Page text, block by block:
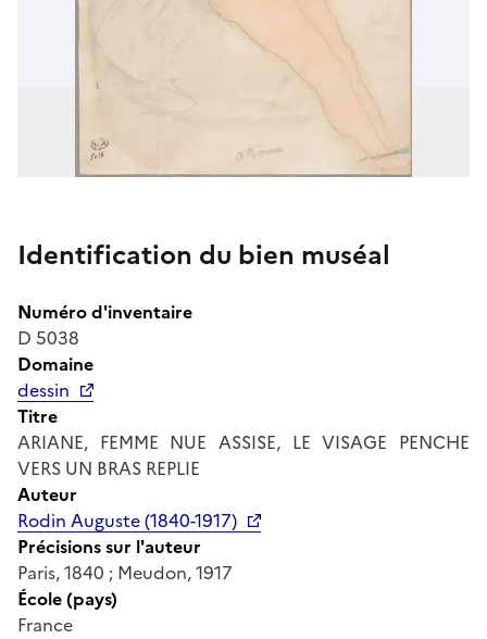
Identification du bien muséal
Numéro d'inventaire
D 5038
Domaine
dessin
Titre
ARIANE, FEMME NUE ASSISE, LE VISAGE PENCHE
VERS UN BRAS REPLIE
Auteur
Rodin Auguste (1840-1917)
Précisions sur l'auteur
Paris, 1840 ; Meudon, 1917
École (pays)
France